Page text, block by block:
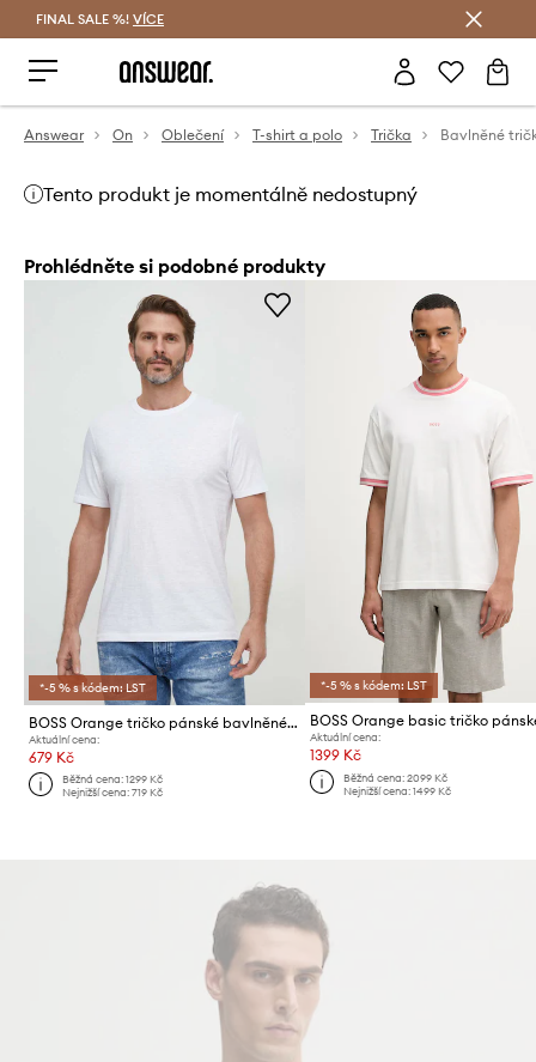
FINAL SALE %! VÍCE
Answear On Oblečení T-shirt a polo Trička Bavlněné
Tento produkt je momentálně nedostupný
Prohlédněte si podobné produkty
*-5 % s kódem: LST
BOSS Orange tričko pánské bavlněné Tegood
Aktuální cena:
679 Kč
Běžná cena:1299 Kč
Nejnižší cena:719 Kč
*-5 % s kódem: LST
Aktuální cena:
1399 Kč
Běžná cena: 2099 Kč
Nejnižší cena: 1499 Kč